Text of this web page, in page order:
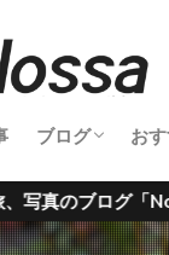
ブログ
釣行記
登山記
キャンプ
旅行記
鉄道撮影
サーフィン
雑記
お
釣
登
撮
温泉
グ
サ
記・登山記・